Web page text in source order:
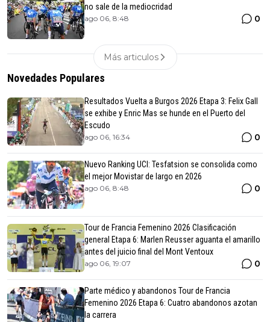
no sale de la mediocridad
ago 06, 8:48 0
Más articulos
Novedades Populares
Resultados Vuelta a Burgos 2026 Etapa 3: Felix Gall
se exhibe y Enric Mas se hunde en el Puerto del
Escudo
ago 06, 16:34 0
Nuevo Ranking UCI: Tesfatsion se consolida como
el mejor Movistar de largo en 2026
ago 06, 8:48 0
Tour de Francia Femenino 2026 Clasificación
general Etapa 6: Marlen Reusser aguanta el amarillo
antes del juicio final del Mont Ventoux
ago 06, 19:07 0
Parte médico y abandonos Tour de Francia
Femenino 2026 Etapa 6: Cuatro abandonos azotan
la carrera